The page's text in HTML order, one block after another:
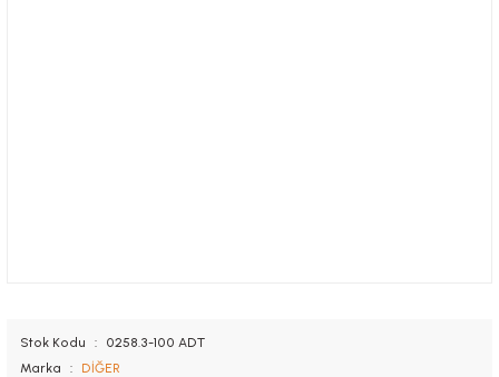
Stok Kodu
0258.3-100 ADT
Marka
DİĞER